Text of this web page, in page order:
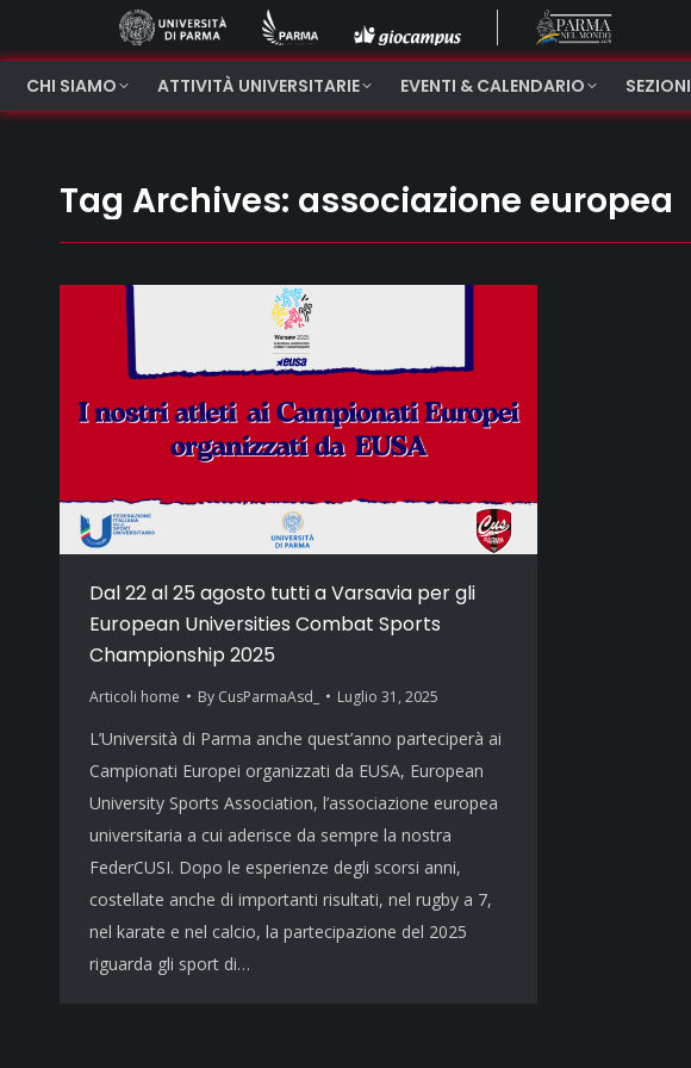
CHI SIAMO ATTIVITÀ UNIVERSITARIE EVENTI & CALENDARIO SEZIONI
Tag Archives: associazione europea
Dal 22 al 25 agosto tutti a Varsavia per gli
European Universities Combat Sports
Championship 2025
Articoli home By CusParmaAsd_ Luglio 31, 2025
L’Università di Parma anche quest’anno parteciperà ai
Campionati Europei organizzati da EUSA, European
University Sports Association, l’associazione europea
universitaria a cui aderisce da sempre la nostra
FederCUSI. Dopo le esperienze degli scorsi anni,
costellate anche di importanti risultati, nel rugby a 7,
nel karate e nel calcio, la partecipazione del 2025
riguarda gli sport di…